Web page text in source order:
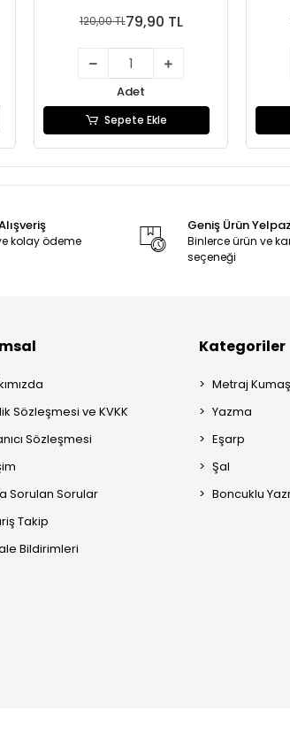
120,00 TL79,90 TL
Adet
Sepete Ekle
kolay ödeme
Geniş Ürün
Binlerce ürün ve
seçeneği
Sözleşmesi ve KVKK
Sözleşmesi
Sorulan Sorular
Takip
Bildirimleri
Kategoriler
Metraj Kumaş
Yazma
Eşarp
Şal
Boncuklu